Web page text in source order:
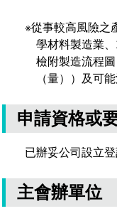
※從事較高風險之
學材料製造業
檢附製造流程
（量））及可
申請資格或
已辦妥公司設立登
主會辦單位